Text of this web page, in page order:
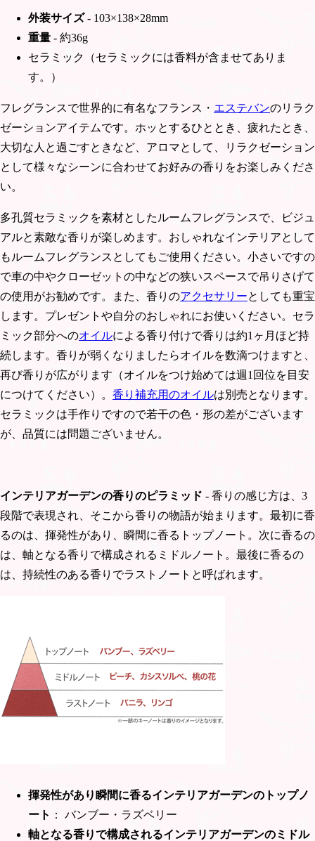
外装サイズ- 103×138×28mm
重量 - 約36g
セラミック（セラミックには香料が含ませてありま
す。）
フレグランスで世界的に有名なフランス・ エステバンのリラク
ゼーションアイテムです。ホッとするひととき、疲れたとき、
大切な人と過ごすときなど、アロマとして、リラクゼーション
として様々なシーンに合わせてお好みの香りをお楽しみくださ
い。
多孔質セラミックを素材としたルームフレグランスで、ビジュ
アルと素敵な香りが楽しめます。おしゃれなインテリアとして
もルームフレグランスとしてもご使用ください。小さいですの
で車の中やクローゼットの中などの狭いスペースで吊りさげて
の使用がお勧めです。また、香りのアクセサリーとしても重宝
します。プレゼントや自分のおしゃれにお使いください。セラ
ミック部分へのオイルによる香り付けで香りは約1ヶ月ほど持
続します。香りが弱くなりましたらオイルを数滴つけますと、
再び香りが広がります（オイルをつけ始めては週1回位を目安
につけてください）。 香り補充用のオイルは別売となります。
セラミックは手作りですので若干の色・形の差がございます
が、品質には問題ございません。
インテリアガーデンの香りのピラミッド - 香りの感じ方は、3
段階で表現され、そこから香りの物語が始まります。最初に香
るのは、揮発性があり、瞬間に香るトップノート。次に香るの
は、軸となる香りで構成されるミドルノート。最後に香るの
は、持続性のある香りでラストノートと呼ばれます。
揮発性があり瞬間に香るインテリアガーデンのトップノ
ート ： バンブー・ラズベリー
軸となる香りで構成されるインテリアガーデンのミドル